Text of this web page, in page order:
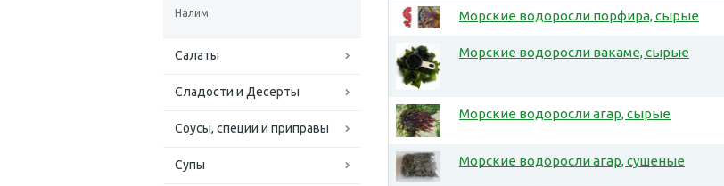
Налим
Салаты
Сладости и Десерты
Соусы, специи и приправы
Супы
Морские водоросли порфира, сырые
Морские водоросли вакаме, сырые
Морские водоросли агар, сырые
Морские водоросли агар, сушеные